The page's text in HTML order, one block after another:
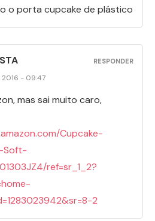
o porta cupcake de plástico
2016 - 09:47
mas sai muito caro,
Cupcake-
Soft-
ref=sr_1_2?
2
RESPONDER